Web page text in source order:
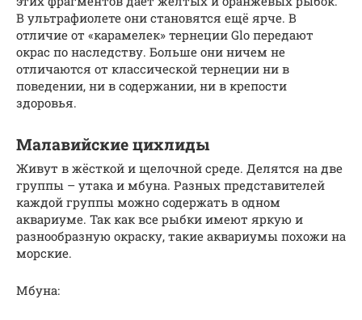
В ультрафиолете они становятся ещё ярче. В
отличие от «карамелек» тернеции Glo передают
окрас по наследству. Больше они ничем не
отличаются от классической тернеции ни в
поведении, ни в содержании, ни в крепости
здоровья.
Малавийские цихлиды
Живут в жёсткой и щелочной среде. Делятся на две
группы – утака и мбуна. Разных представителей
каждой группы можно содержать в одном
аквариуме. Так как все рыбки имеют яркую и
разнообразную окраску, такие аквариумы похожи на
морские.
Мбуна: